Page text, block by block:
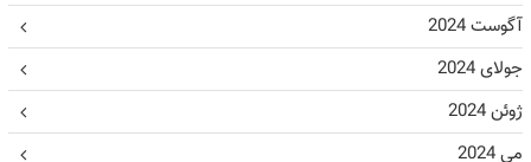
آگوست 2024
جولای 2024
ژوئن 2024
می 2024